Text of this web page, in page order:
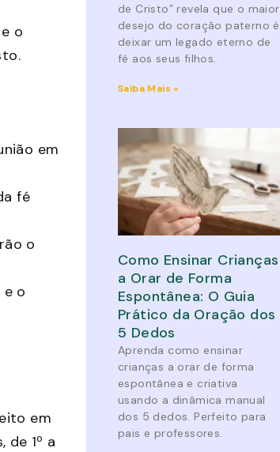
o
em
fé
o
o
em
1º a
de Cristo” revela que o maior
desejo do coração paterno é
deixar um legado eterno de
fé aos seus filhos.
Saiba Mais »
Como Ensinar Crianças
a Orar de Forma
Espontânea: O Guia
Prático da Oração dos
5 Dedos
Aprenda como ensinar
crianças a orar de forma
espontânea e criativa
usando a dinâmica manual
dos 5 dedos. Perfeito para
pais e professores.